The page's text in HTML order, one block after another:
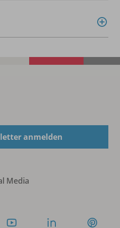
anmelden
Media